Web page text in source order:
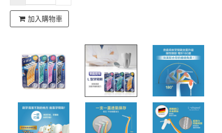
加入購物車